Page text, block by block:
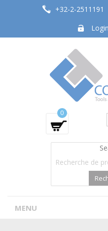
+32-2-2511191
Tools and products for office
0
MENU